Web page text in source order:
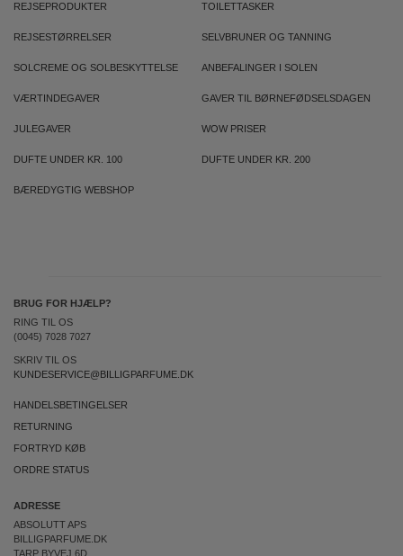
REJSEPRODUKTER TOILETTASKER
REJSESTØRRELSER SELVBRUNER OG TANNING
SOLCREME OG SOLBESKYTTELSE ANBEFALINGER I SOLEN
VÆRTINDEGAVER GAVER TIL BØRNEFØDSELSDAGEN
JULEGAVER WOW PRISER
DUFTE UNDER KR. 100 DUFTE UNDER KR. 200
BÆREDYGTIG WEBSHOP
BRUG FOR HJÆLP?
RING TIL OS
(0045) 7028 7027
SKRIV TIL OS
KUNDESERVICE@BILLIGPARFUME.DK
HANDELSBETINGELSER
RETURNING
FORTRYD KØB
ORDRE STATUS
ADRESSE
ABSOLUTT APS
BILLIGPARFUME.DK
TARP BYVEJ 6D